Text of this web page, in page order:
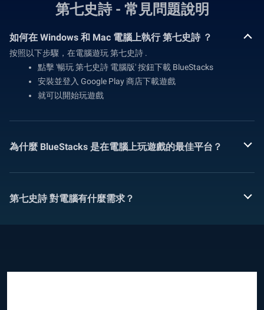
第七史詩 - 常見問題說明
如何在 Windows 和 Mac 電腦上執行 第七史詩 ？
按照以下步驟，在電腦遊玩 第七史詩 .
點擊 '暢玩 第七史詩 電腦版' 按鈕下載 BlueStacks
安裝並登入 Google Play 商店下載遊戲
就可以開始玩遊戲
為什麼 BlueStacks 是在電腦上玩遊戲的最佳平台？
第七史詩 對電腦有什麼需求？